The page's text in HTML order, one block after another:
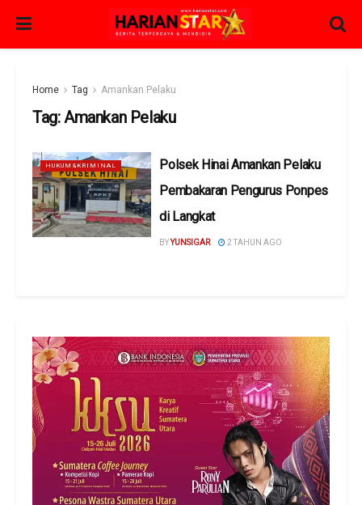
Home Tag Amankan Pelaku
Tag:Amankan Pelaku
HUKUM&KRIMINAL
Polsek Hinai Amankan Pelaku
Pembakaran Pengurus Ponpes
di Langkat
BYYUNSIGAR 2 TAHUN AGO